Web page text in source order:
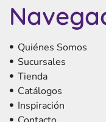
Quiénes Somos
Sucursales
Tienda
Catálogos
Inspiración